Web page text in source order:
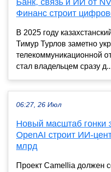
Банк, связь и ИИ от
Финанс строит
В 2025 году
Тимур Турлов заметно
телекоммуникационной
стал владельцем сразу
06:27, 26 Июл
Новый масштаб гонки
OpenAI строит ИИ-
млрд
Проект Camellia должен